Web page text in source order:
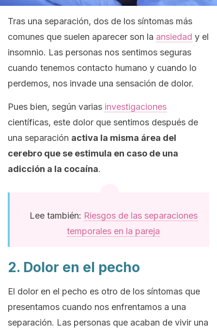
Tras una separación, dos de los síntomas más
comunes que suelen aparecer son la ansiedad y el
insomnio. Las personas nos sentimos seguras
cuando tenemos contacto humano y cuando lo
perdemos, nos invade una sensación de dolor.
Pues bien, según varias investigaciones
científicas, este dolor que sentimos después de
una separación activa la misma área del
cerebro que se estimula en caso de una
adicción a la cocaína.
Lee también: Riesgos de las separaciones
temporales en la pareja
2. Dolor en el pecho
El dolor en el pecho es otro de los síntomas que
presentamos cuando nos enfrentamos a una
separación. Las personas que acaban de vivir una